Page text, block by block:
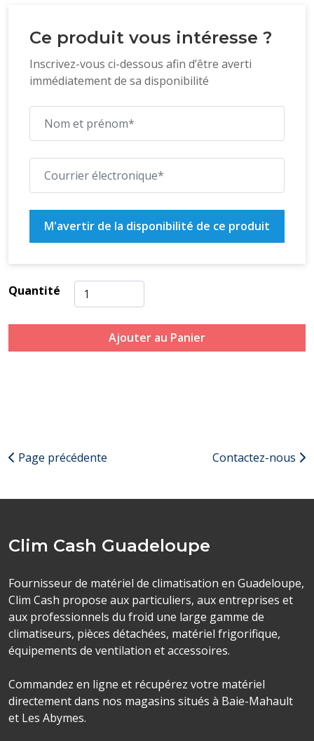
Ce produit vous intéresse ?
Inscrivez-vous ci-dessous afin d’être averti
immédiatement de sa disponibilité
M'avertir de la disponibilité de ce produit
Quantité
Ajouter au Panier
Page précédente Contactez-nous
Clim Cash Guadeloupe
Fournisseur de matériel de climatisation en Guadeloupe,
Clim Cash propose aux particuliers, aux entreprises et
aux professionnels du froid une large gamme de
climatiseurs, pièces détachées, matériel frigorifique,
équipements de ventilation et accessoires.
Commandez en ligne et récupérez votre matériel
directement dans nos magasins situés à Baie-Mahault
et Les Abymes.